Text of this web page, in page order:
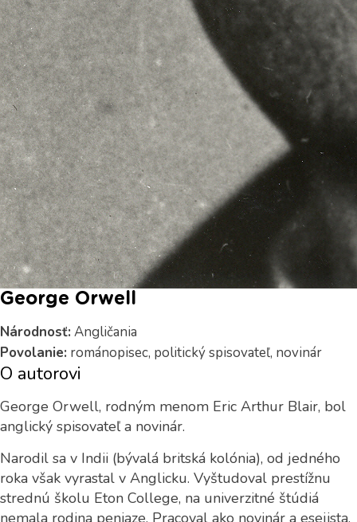
George Orwell
Národnosť: Angličania
Povolanie: románopisec, politický spisovateľ, novinár
O autorovi
George Orwell, rodným menom Eric Arthur Blair, bol
anglický spisovateľ a novinár.
Narodil sa v Indii (bývalá britská kolónia), od jedného
roka však vyrastal v Anglicku. Vyštudoval prestížnu
strednú školu Eton College, na univerzitné štúdiá
nemala rodina peniaze. Pracoval ako novinár a esejista,